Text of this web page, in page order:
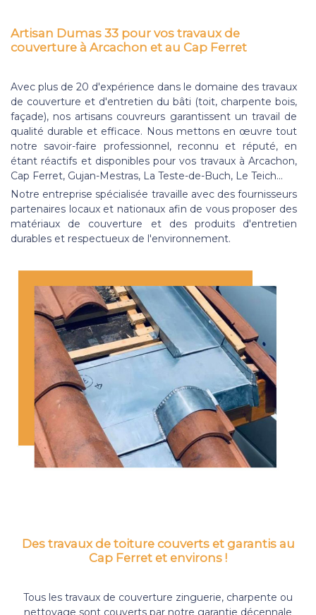
Artisan Dumas 33 pour vos travaux de
couverture à Arcachon et au Cap Ferret
Avec plus de 20 d'expérience dans le domaine des travaux
de couverture et d'entretien du bâti (toit, charpente bois,
façade), nos artisans couvreurs garantissent un travail de
qualité durable et efficace. Nous mettons en œuvre tout
notre savoir-faire professionnel, reconnu et réputé, en
étant réactifs et disponibles pour vos travaux à Arcachon,
Cap Ferret, Gujan-Mestras, La Teste-de-Buch, Le Teich...
Notre entreprise spécialisée travaille avec des fournisseurs
partenaires locaux et nationaux afin de vous proposer des
matériaux de couverture et des produits d'entretien
durables et respectueux de l'environnement.
Des travaux de toiture couverts et garantis au
Cap Ferret et environs !
Tous les travaux de couverture zinguerie, charpente ou
nettoyage sont couverts par notre garantie décennale